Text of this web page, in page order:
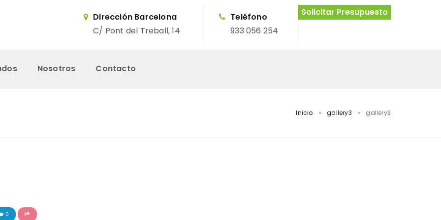
Dirección Barcelona
C/ Pont del Treball, 14
Teléfono
933 056 254
Solicitar Presupuesto
Nosotros Contacto
Inicio » gallery3 » gallery3
0